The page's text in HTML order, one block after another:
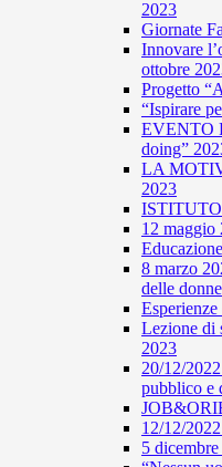
2023
Giornate
Innovare
ottobre
Progetto
“Ispirare
EVENTO
doing”
LA
2023
12
8 marzo
delle donne
Lezione di
2023
20/12/
pubblico e
12/12/
5